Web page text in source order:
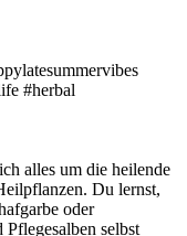
#herbal